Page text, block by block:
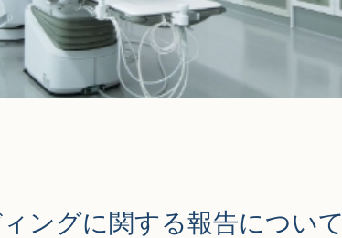
ングに関する報告について